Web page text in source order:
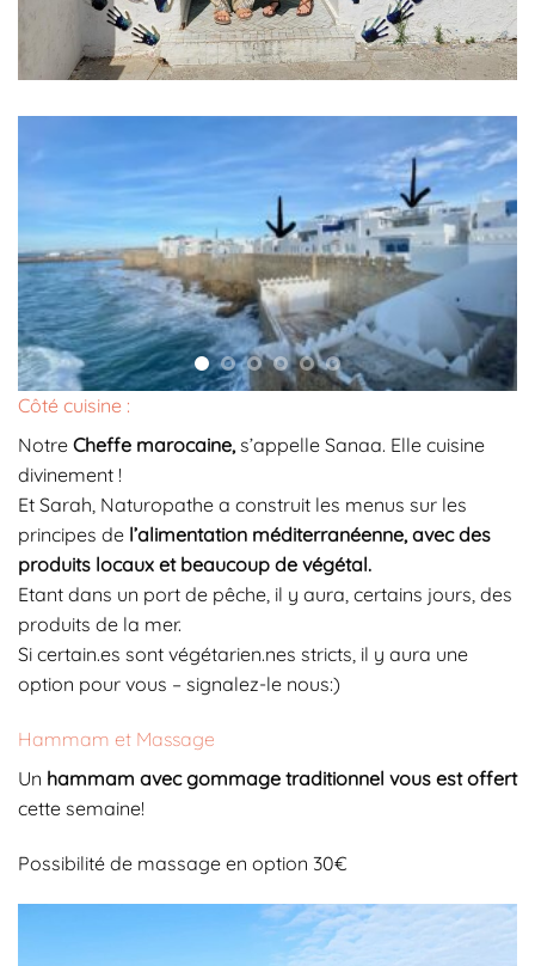
Côté cuisine :
Notre Cheffe marocaine,s’appelle Sanaa. Elle cuisine
divinement !
Et Sarah, Naturopathe a construit les menus sur les
principes de l’alimentation méditerranéenne, avec des
produits locaux et beaucoup de végétal.
Etant dans un port de pêche, il y aura, certains jours, des
produits de la mer.
Si certain.es sont végétarien.nes stricts, il y aura une
option pour vous – signalez-le nous:)
Hammam et Massage
Un hammam avec gommage traditionnel vous est offert
cette semaine!
Possibilité de massage en option 30€